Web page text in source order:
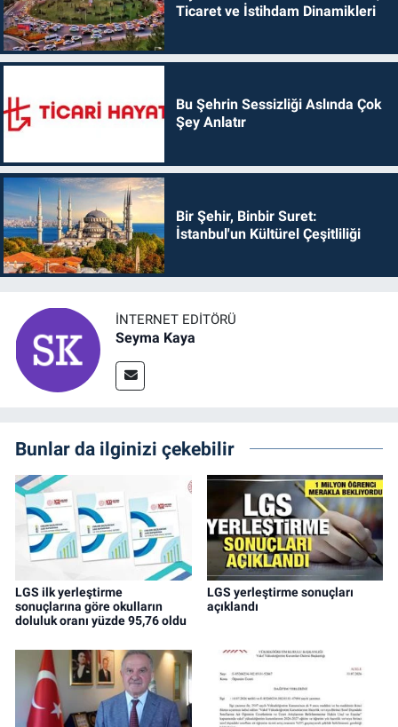
Ticaret ve İstihdam Dinamikleri
Bu Şehrin Sessizliği Aslında Çok
Şey Anlatır
Bir Şehir, Binbir Suret:
İstanbul'un Kültürel Çeşitliliği
İNTERNET EDITÖRÜ
Seyma Kaya
Bunlar da ilginizi çekebilir
LGS ilk yerleştirme
sonuçlarına göre okulların
doluluk oranı yüzde 95,76 oldu
LGS yerleştirme sonuçları
açıklandı